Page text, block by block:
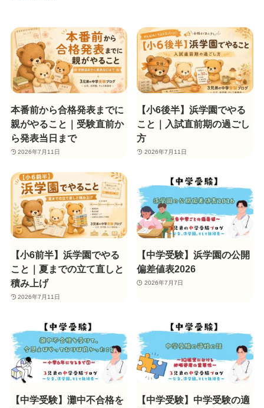
本番前から合格発表までに
親がやること｜受験直前か
ら発表当日まで
2026年7月11日
【小6後半】浜学園でやる
こと｜入試直前期の過ごし
方
2026年7月11日
【小6前半】浜学園でやる
こと｜夏までの立て直しと
積み上げ
2026年7月11日
【中学受験】浜学園の公開
偏差値表2026
2026年7月7日
【中学受験】灘中不合格を
【中学受験】中学受験の適